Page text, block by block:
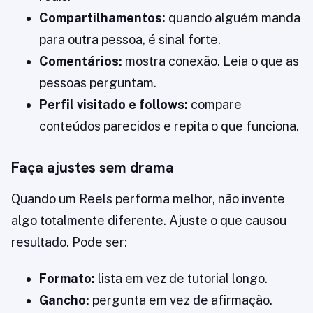
Compartilhamentos: quando alguém manda
para outra pessoa, é sinal forte.
Comentários: mostra conexão. Leia o que as
pessoas perguntam.
Perfil visitado e follows: compare
conteúdos parecidos e repita o que funciona.
Faça ajustes sem drama
Quando um Reels performa melhor, não invente
algo totalmente diferente. Ajuste o que causou
resultado. Pode ser:
Formato: lista em vez de tutorial longo.
Gancho: pergunta em vez de afirmação.